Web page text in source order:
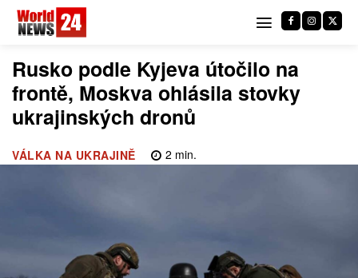
Rusko podle Kyjeva útočilo na
frontě, Moskva ohlásila stovky
ukrajinských dronů
VÁLKA NA UKRAJINĚ 2 min.